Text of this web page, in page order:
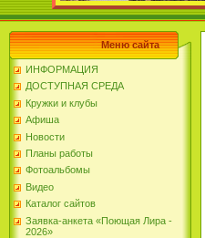
Меню сайта
ИНФОРМАЦИЯ
ДОСТУПНАЯ СРЕДА
Кружки и клубы
Афиша
Новости
Планы работы
Фотоальбомы
Видео
Каталог сайтов
Заявка-анкета «Поющая Лира -
2026»